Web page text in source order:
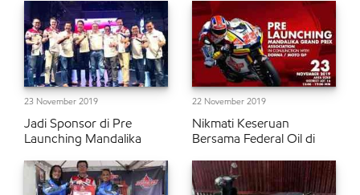
23 November 2019
Jadi Sponsor di Pre
Launching Mandalika
22 November 2019
Nikmati Keseruan
Bersama Federal Oil di